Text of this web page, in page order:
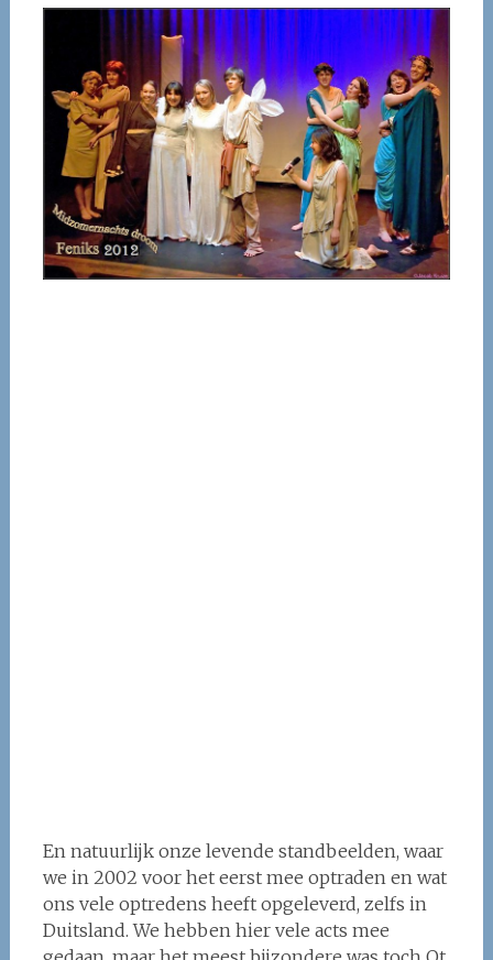
En natuurlijk onze levende standbeelden, waar
we in 2002 voor het eerst mee optraden en wat
ons vele optredens heeft opgeleverd, zelfs in
Duitsland. We hebben hier vele acts mee